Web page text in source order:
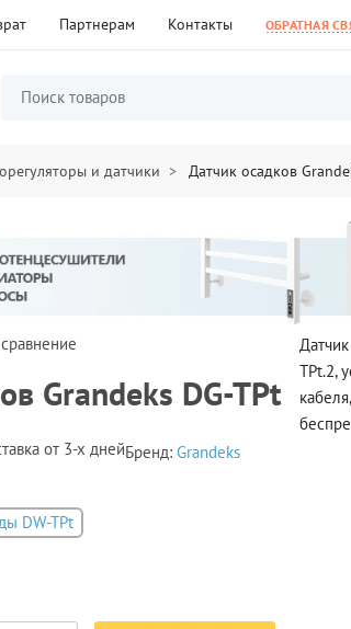
Партнерам Контакты ОБРАТНАЯ
и датчики Датчик осадков
Grandeks DG-TPt
от 3-х днейБренд:Grandeks
DW-TPt
TPt.2,